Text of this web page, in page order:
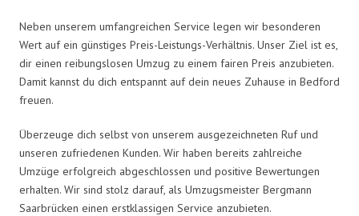
Neben unserem umfangreichen Service legen wir besonderen
Wert auf ein günstiges Preis-Leistungs-Verhältnis. Unser Ziel ist es,
dir einen reibungslosen Umzug zu einem fairen Preis anzubieten.
Damit kannst du dich entspannt auf dein neues Zuhause in Bedford
freuen.
Überzeuge dich selbst von unserem ausgezeichneten Ruf und
unseren zufriedenen Kunden. Wir haben bereits zahlreiche
Umzüge erfolgreich abgeschlossen und positive Bewertungen
erhalten. Wir sind stolz darauf, als Umzugsmeister Bergmann
Saarbrücken einen erstklassigen Service anzubieten.